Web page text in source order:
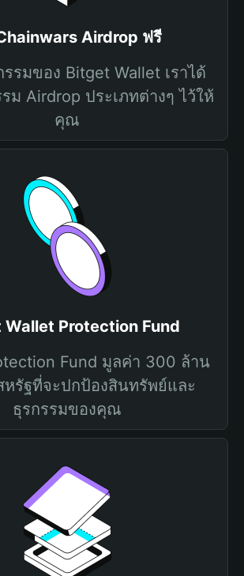
Airdrop ฟรี
รมของ Bitget Wallet เราได้
ม Airdrop ประเภทต่างๆ ไว้ให้
คุณ
Wallet Protection Fund
Fund มูลค่า 300 ล้าน
หรัฐที่จะปกป้องสินทรัพย์และ
ธุรกรรมของคุณ